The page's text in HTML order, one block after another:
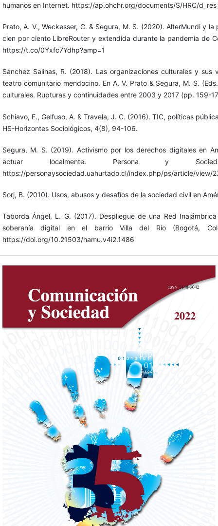
humanos en Internet. https://ap.ohchr.org/documents/S/HRC/
Prato, A. V., Weckesser, C. & Segura, M. S. (2020). AlterMundi y
cien por ciento LibreRouter y extendida durante la pandemia de
https://t.co/0Yxfc7Ydhp?amp=1
Sánchez Salinas, R. (2018). Las organizaciones culturales y
teatro comunitario mendocino. En A. V. Prato & Segura, M. S.
culturales. Rupturas y continuidades entre 2003 y 2017 (pp. 159-
Schiavo, E., Gelfuso, A. & Travela, J. C. (2016). TIC, políticas
HS-Horizontes Sociológicos, 4(8), 94-106.
Segura, M. S. (2019). Activismo por los derechos digitales en
actuar localmente. Persona y
https://personaysociedad.uahurtado.cl/index.php/ps/article/view/
Sorj, B. (2010). Usos, abusos y desafíos de la sociedad civil en
Taborda Ángel, L. G. (2017). Despliegue de una Red
soberanía digital en el barrio Villa del Río (Bogotá,
https://doi.org/10.21503/hamu.v4i2.1486